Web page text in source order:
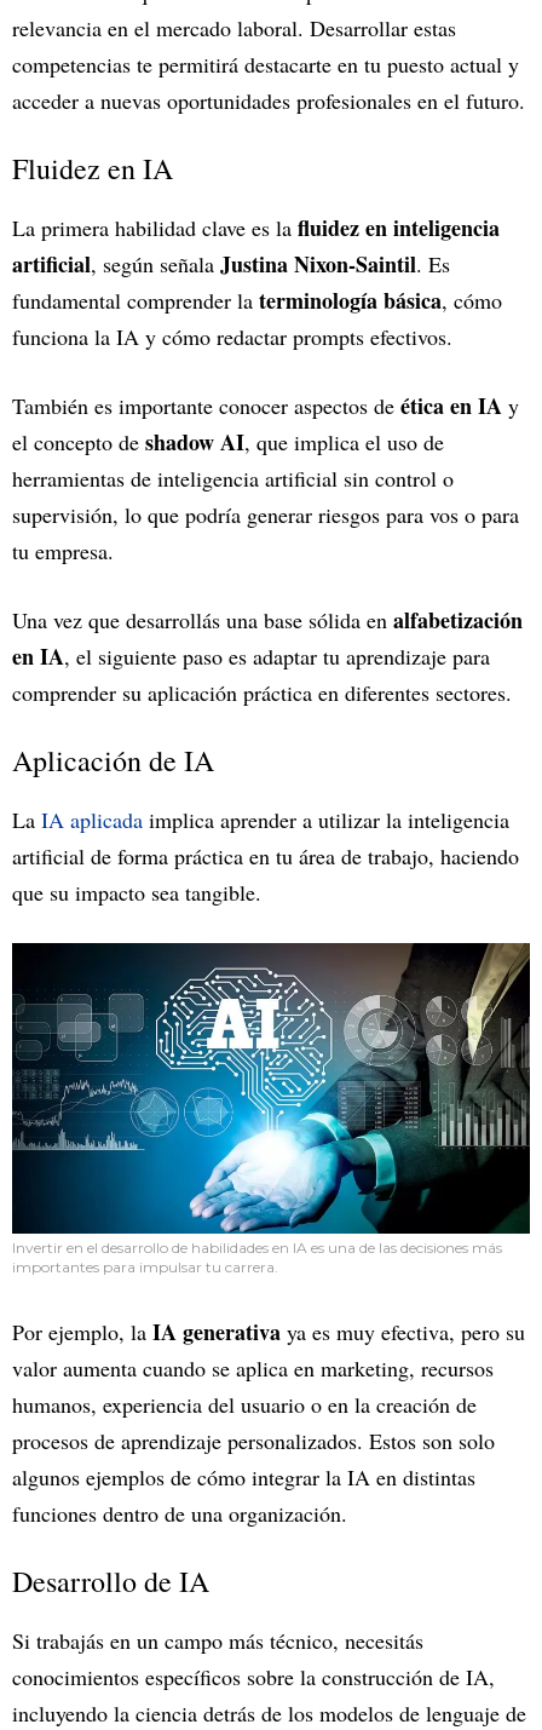
relevancia en el mercado laboral. Desarrollar estas
competencias te permitirá destacarte en tu puesto actual y
acceder a nuevas oportunidades profesionales en el futuro.
Fluidez en IA
La primera habilidad clave es la fluidez en inteligencia
artificial, según señala Justina Nixon-Saintil. Es
fundamental comprender la terminología básica, cómo
funciona la IA y cómo redactar prompts efectivos.
También es importante conocer aspectos de ética en IA y
el concepto de shadow AI, que implica el uso de
herramientas de inteligencia artificial sin control o
supervisión, lo que podría generar riesgos para vos o para
tu empresa.
Una vez que desarrollás una base sólida en alfabetización
en IA, el siguiente paso es adaptar tu aprendizaje para
comprender su aplicación práctica en diferentes sectores.
Aplicación de IA
La IA aplicada implica aprender a utilizar la inteligencia
artificial de forma práctica en tu área de trabajo, haciendo
que su impacto sea tangible.
Invertir en el desarrollo de habilidades en IA es una de las decisiones más
importantes para impulsar tu carrera.
Por ejemplo, la IA generativa ya es muy efectiva, pero su
valor aumenta cuando se aplica en marketing, recursos
humanos, experiencia del usuario o en la creación de
procesos de aprendizaje personalizados. Estos son solo
algunos ejemplos de cómo integrar la IA en distintas
funciones dentro de una organización.
Desarrollo de IA
Si trabajás en un campo más técnico, necesitás
conocimientos específicos sobre la construcción de IA,
incluyendo la ciencia detrás de los modelos de lenguaje de